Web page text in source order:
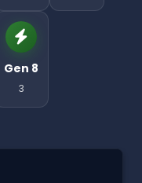
Gen 8
3